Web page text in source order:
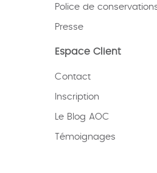
Police de
Presse
Espace Client
Contact
Inscription
Le Blog AOC
Témoignages